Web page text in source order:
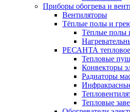
Приборы обогрева и
Вентиляторы
Тёплые полы и
Тёплые полы
РЕСАНТА тепловое
Тепловые
Конвекторы
Радиаторы
Тепловые